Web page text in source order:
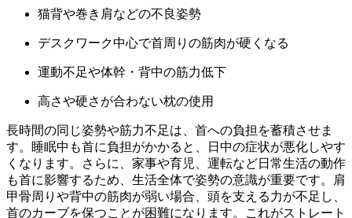
猫背や巻き肩などの不良姿勢
デスクワーク中心で首周りの筋肉が硬くなる
運動不足や体幹・背中の筋力低下
高さや硬さが合わない枕の使用
長時間の同じ姿勢や筋力不足は、首への負担を蓄積させま
す。睡眠中も首に負担がかかると、日中の症状が悪化しやす
くなります。さらに、家事や育児、運転など日常生活の動作
も首に影響するため、生活全体で姿勢の意識が重要です。肩
甲骨周りや背中の筋肉が弱い場合、頭を支える力が不足し、
首のカーブを保つことが困難になります。これがストレート